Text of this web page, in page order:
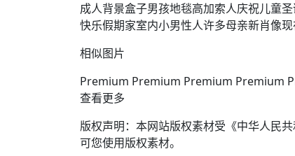
成人背景盒子男孩地毯高加索人庆祝儿童
快乐假期家室内小男性人许多母亲新肖像
相似图片
Premium Premium Premium Premium
查看更多
版权声明：本网站版权素材受《中华人民
可您使用版权素材。